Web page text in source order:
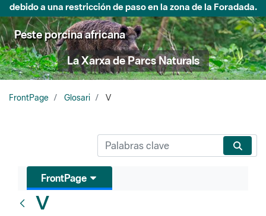
debido a una restricción de paso en la zona de la Foradada.
Peste porcina africana
La Xarxa de Parcs Naturals
FrontPage Glosari V
FrontPage
V